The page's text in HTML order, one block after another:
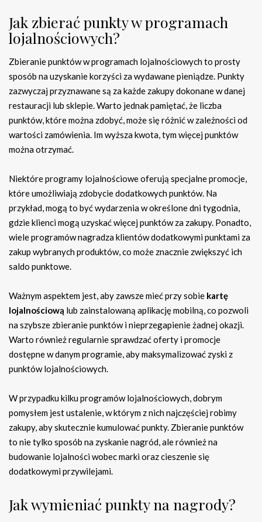
Jak zbierać punkty w programach
lojalnościowych?
Zbieranie punktów w programach lojalnościowych to prosty
sposób na uzyskanie korzyści za wydawane pieniądze. Punkty
zazwyczaj przyznawane są za każde zakupy dokonane w danej
restauracji lub sklepie. Warto jednak pamiętać, że liczba
punktów, które można zdobyć, może się różnić w zależności od
wartości zamówienia. Im wyższa kwota, tym więcej punktów
można otrzymać.
Niektóre programy lojalnościowe oferują specjalne promocje,
które umożliwiają zdobycie dodatkowych punktów. Na
przykład, mogą to być wydarzenia w określone dni tygodnia,
gdzie klienci mogą uzyskać więcej punktów za zakupy. Ponadto,
wiele programów nagradza klientów dodatkowymi punktami za
zakup wybranych produktów, co może znacznie zwiększyć ich
saldo punktowe.
Ważnym aspektem jest, aby zawsze mieć przy sobie kartę
lojalnościową lub zainstalowaną aplikację mobilną, co pozwoli
na szybsze zbieranie punktów i nieprzegapienie żadnej okazji.
Warto również regularnie sprawdzać oferty i promocje
dostępne w danym programie, aby maksymalizować zyski z
punktów lojalnościowych.
W przypadku kilku programów lojalnościowych, dobrym
pomysłem jest ustalenie, w którym z nich najczęściej robimy
zakupy, aby skutecznie kumulować punkty. Zbieranie punktów
to nie tylko sposób na zyskanie nagród, ale również na
budowanie lojalności wobec marki oraz cieszenie się
dodatkowymi przywilejami.
Jak wymieniać punkty na nagrody?